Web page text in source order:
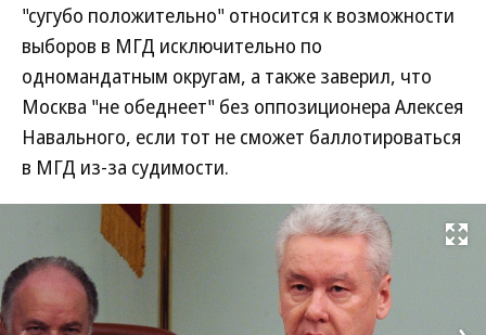
"сугубо положительно" относится к возможности
выборов в МГД исключительно по
одномандатным округам, а также заверил, что
Москва "не обеднеет" без оппозиционера Алексея
Навального, если тот не сможет баллотироваться
в МГД из-за судимости.
Развернуть